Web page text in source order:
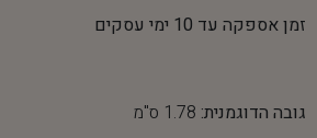
זמן אספקה עד 10 ימי עסקים
גובה הדוגמנית: 1.78 ס"מ